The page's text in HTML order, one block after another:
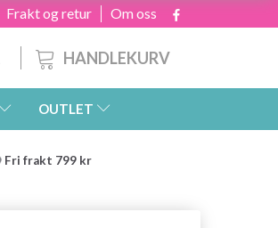
Om oss
Frakt og retur
HANDLEKURV
OUTLET
Fri frakt 799 kr